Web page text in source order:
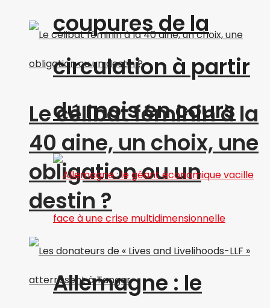
Le célibat féminin à la
40 aine, un choix, une
obligation ou un
destin ?
coupures de la
circulation à partir
du mois en cours
Allemagne : le